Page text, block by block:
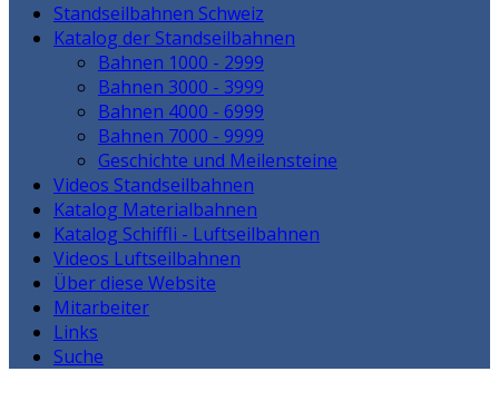
Standseilbahnen Schweiz
Katalog der Standseilbahnen
Bahnen 1000 - 2999
Bahnen 3000 - 3999
Bahnen 4000 - 6999
Bahnen 7000 - 9999
Geschichte und Meilensteine
Videos Standseilbahnen
Katalog Materialbahnen
Katalog Schiffli - Luftseilbahnen
Videos Luftseilbahnen
Über diese Website
Mitarbeiter
Links
Suche